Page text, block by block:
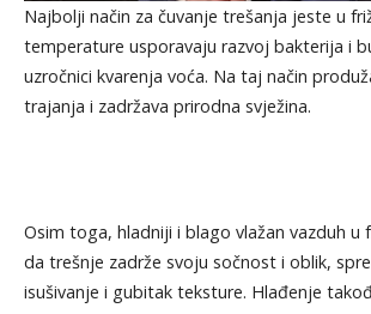
Najbolji način za čuvanje trešanja jeste u
temperature usporavaju razvoj bakterija i
uzročnici kvarenja voća. Na taj način
trajanja i zadržava prirodna svježina.
Osim toga, hladniji i blago vlažan vazduh u
da trešnje zadrže svoju sočnost i oblik,
isušivanje i gubitak teksture. Hlađenje